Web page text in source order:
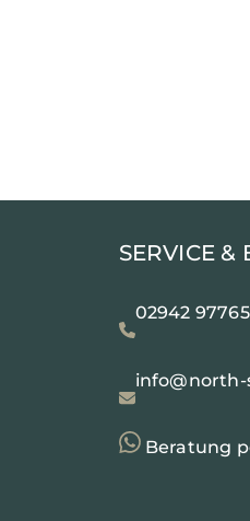
SERVICE &
02942
info@north-
Beratung